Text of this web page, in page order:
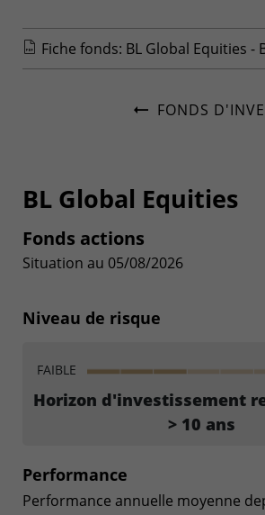
Fiche fonds: BL Global Equities -
FONDS
BL Global Equities
Fonds actions
Situation au 05/08/2026
Niveau de risque
FAIBLE
Horizon d'investissement
> 10 ans
Performance
Performance annuelle moyenne